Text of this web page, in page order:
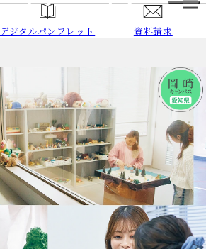
デジタルパンフレット 資料請求
学長あいさつ
建学の精神、教育の理念
大学の特長
3つのポリシー
情報公開
大学データ
交通アクセス
学部／
大学院
学部／大学院トップ